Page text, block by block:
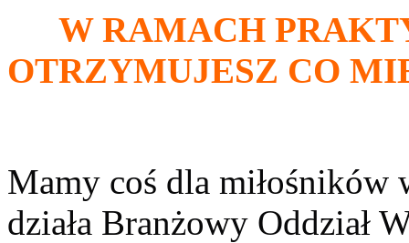
W RAMACH
OTRZYMUJESZ CO
Mamy coś dla miłośników
działa Branżowy Oddział